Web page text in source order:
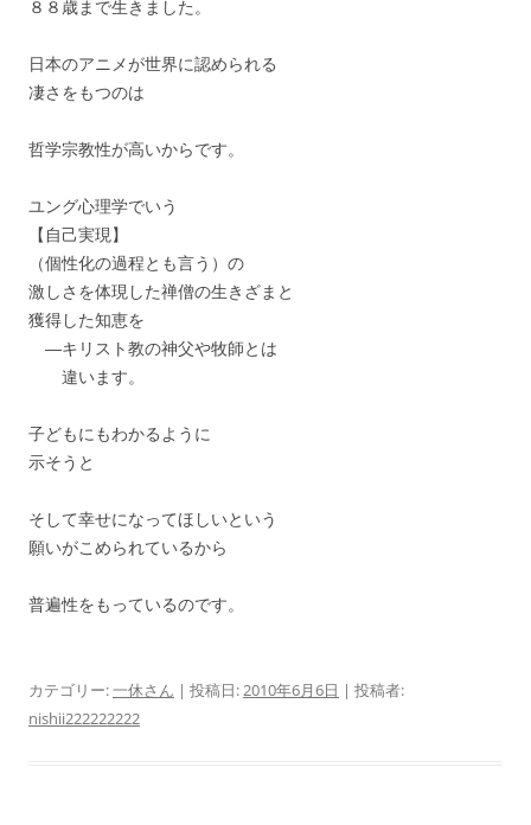
８８歳まで生きました。
日本のアニメが世界に認められる
凄さをもつのは
哲学宗教性が高いからです。
ユング心理学でいう
【自己実現】
（個性化の過程とも言う）の
激しさを体現した禅僧の生きざまと
獲得した知恵を
―キリスト教の神父や牧師とは
違います。
子どもにもわかるように
示そうと
そして幸せになってほしいという
願いがこめられているから
普遍性をもっているのです。
カテゴリー:一休さん | 投稿日:2010年6月6日 | 投稿者:
nishii222222222